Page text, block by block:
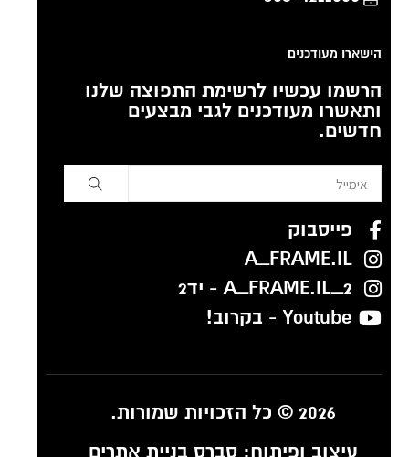
הישארו מעודכנים
הרשמו עכשיו לרשימת התפוצה שלנו
ותאשרו מעודכנים לגבי מבצעים
חדשים.
פייסבוק
A_FRAME.IL
A_FRAME.IL_2 - יד2
Youtube - בקרוב!
2026 © כל הזכויות שמורות.